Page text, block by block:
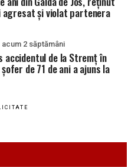
pe Social Media
TikTok
euro, la Teiuș. Familia
bate pasul pe loc, la
agresat și violat partenera
acum 2 săptămâni
accidentul de la Stremț în
de 71 de ani a ajuns la